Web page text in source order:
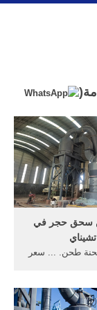
سحق حجر في
تشيناي
طحن. ... سعر
الهند حزام ناقل